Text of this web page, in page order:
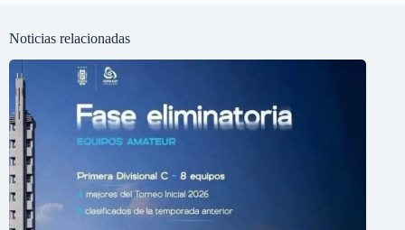
Noticias relacionadas